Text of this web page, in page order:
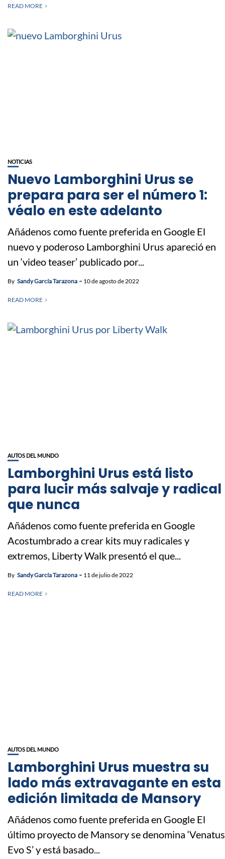
READ MORE
NOTICIAS
Nuevo Lamborghini Urus se
prepara para ser el número 1:
véalo en este adelanto
Añádenos como fuente preferida en Google El
nuevo y poderoso Lamborghini Urus apareció en
un ‘video teaser’ publicado por...
By Sandy García Tarazona 10 de agosto de 2022
READ MORE
AUTOS DEL MUNDO
Lamborghini Urus está listo
para lucir más salvaje y radical
que nunca
Añádenos como fuente preferida en Google
Acostumbrado a crear kits muy radicales y
extremos, Liberty Walk presentó el que...
By Sandy García Tarazona 11 de julio de 2022
READ MORE
AUTOS DEL MUNDO
Lamborghini Urus muestra su
lado más extravagante en esta
edición limitada de Mansory
Añádenos como fuente preferida en Google El
último proyecto de Mansory se denomina ‘Venatus
Evo S’ y está basado...